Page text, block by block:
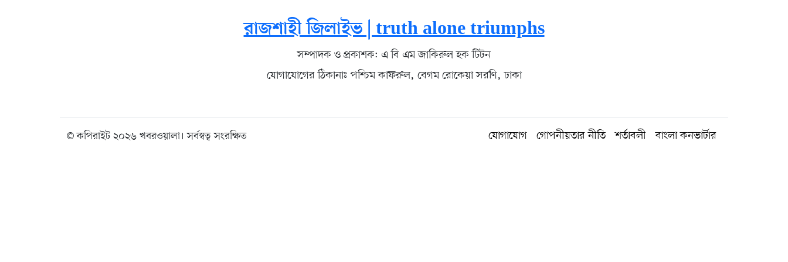
রাজশাহী জিলাইভ | truth alone triumphs
সম্পাদক ও প্রকাশক: এ বি এম জাকিরুল হক টিটন
যোগাযোগের ঠিকানাঃ পশ্চিম কাফরুল, বেগম রোকেয়া সরণি, ঢাকা
© কপিরাইট ২০২৬ খবরওয়ালা। সর্বস্বত্ব সংরক্ষিত যোগাযোগ গোপনীয়তার নীতি শর্তাবলী বাংলা কনভার্টার